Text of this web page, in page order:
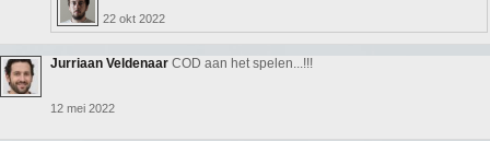
22 okt 2022
Jurriaan Veldenaar COD aan het spelen...!!!
12 mei 2022